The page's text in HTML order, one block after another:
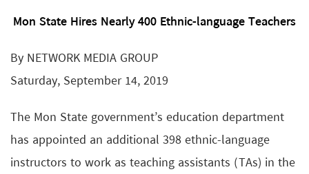
Mon State Hires Nearly 400 Ethnic-language Teachers
By NETWORK MEDIA GROUP
Saturday, September 14, 2019
The Mon State government’s education department
has appointed an additional 398 ethnic-language
instructors to work as teaching assistants (TAs) in the